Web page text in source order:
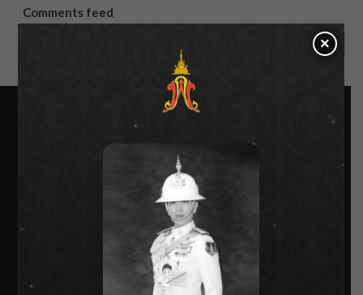
Comments feed
SIAMRATH VARIETY
×